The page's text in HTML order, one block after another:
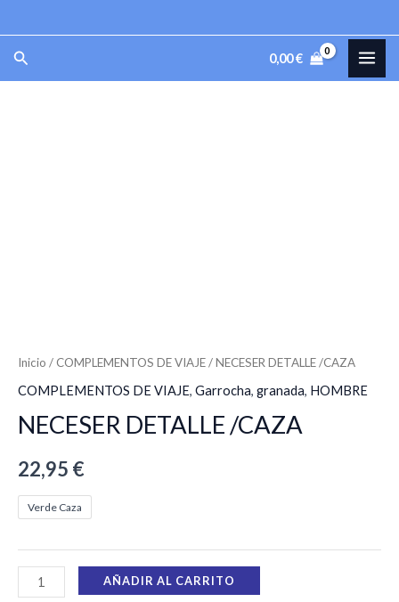
al
contenido
Buscar 0,00€
Inicio / COMPLEMENTOS DE VIAJE/ NECESER DETALLE /CAZA
COMPLEMENTOS DE VIAJE, Garrocha, granada, HOMBRE
NECESER DETALLE /CAZA
22,95 €
Verde Caza
AÑADIR AL CARRITO